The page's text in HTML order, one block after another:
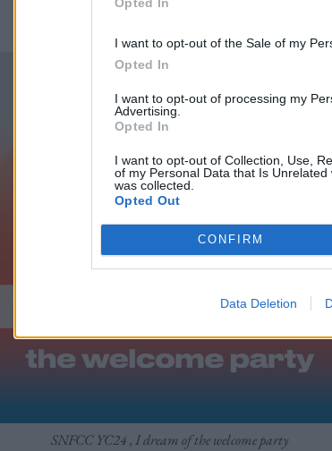
I want to opt-out of the Sale of my
Opted In
I want to opt-out of processing my
Advertising.
Opted In
I want to opt-out of Collection, Use,
of my Personal Data that Is
was collected.
Opted Out
CONFIRM
Data Deletion
SNFCC YC24 , I dream of the welcome party